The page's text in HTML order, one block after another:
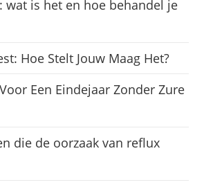
wat is het en hoe behandel je
Hoe Stelt Jouw Maag Het?
Een Eindejaar Zonder Zure
die de oorzaak van reflux